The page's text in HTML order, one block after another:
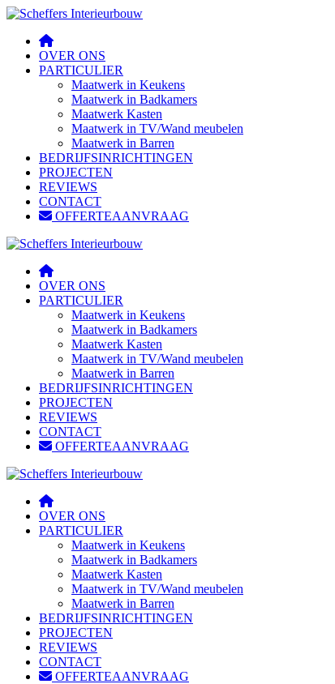
OVER ONS
PARTICULIER
Maatwerk in Keukens
Maatwerk in Badkamers
Maatwerk Kasten
Maatwerk in TV/Wand meubelen
Maatwerk in Barren
BEDRIJFSINRICHTINGEN
PROJECTEN
REVIEWS
CONTACT
OFFERTEAANVRAAG
OVER ONS
PARTICULIER
Maatwerk in Keukens
Maatwerk in Badkamers
Maatwerk Kasten
Maatwerk in TV/Wand meubelen
Maatwerk in Barren
BEDRIJFSINRICHTINGEN
PROJECTEN
REVIEWS
CONTACT
OFFERTEAANVRAAG
OVER ONS
PARTICULIER
Maatwerk in Keukens
Maatwerk in Badkamers
Maatwerk Kasten
Maatwerk in TV/Wand meubelen
Maatwerk in Barren
BEDRIJFSINRICHTINGEN
PROJECTEN
REVIEWS
CONTACT
OFFERTEAANVRAAG